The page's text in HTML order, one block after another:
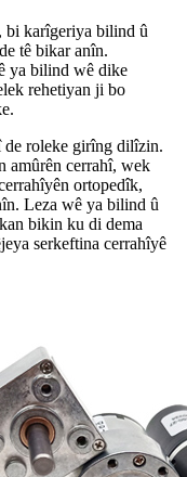
karîgeriya bilind û
tê bikar anîn.
ya bilind wê dike
rehetiyan ji bo
de roleke girîng dilîzin.
amûrên cerrahî, wek
ortopedîk,
Leza wê ya bilind û
bikin ku di dema
serkeftina cerrahîyê